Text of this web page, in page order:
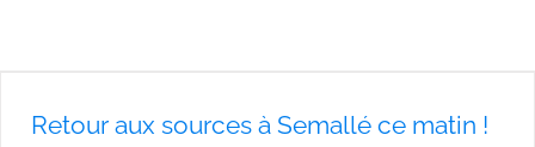
Retour aux sources à Semallé ce matin !